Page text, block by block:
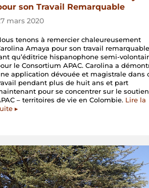
son Travail Remarquable
mars 2020
tenons à remercier chaleureusement
Amaya pour son travail
qu’éditrice hispanophone semi-
le Consortium APAC. Carolina a
application dévouée et magistrale dans
pendant plus de huit ans et part
pour se concentrer sur le
– territoires de vie en Colombie. Lire la
▸